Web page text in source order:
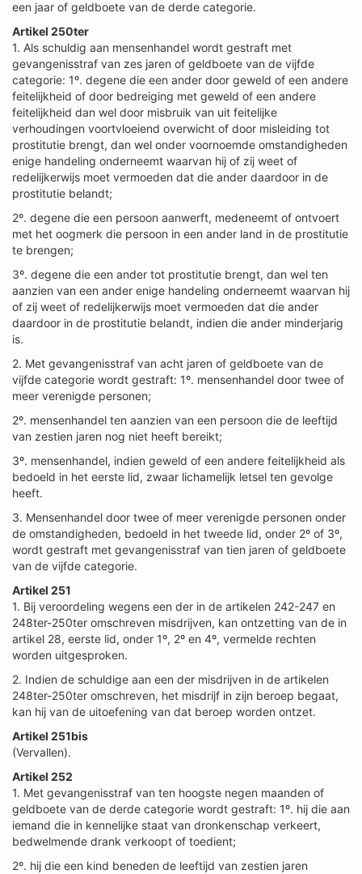
een jaar of geldboete van de derde categorie.
Artikel 250ter
1. Als schuldig aan mensenhandel wordt gestraft met
gevangenisstraf van zes jaren of geldboete van de vijfde
categorie: 1º. degene die een ander door geweld of een andere
feitelijkheid of door bedreiging met geweld of een andere
feitelijkheid dan wel door misbruik van uit feitelijke
verhoudingen voortvloeiend overwicht of door misleiding tot
prostitutie brengt, dan wel onder voornoemde omstandigheden
enige handeling onderneemt waarvan hij of zij weet of
redelijkerwijs moet vermoeden dat die ander daardoor in de
prostitutie belandt;
2º. degene die een persoon aanwerft, medeneemt of ontvoert
met het oogmerk die persoon in een ander land in de prostitutie
te brengen;
3º. degene die een ander tot prostitutie brengt, dan wel ten
aanzien van een ander enige handeling onderneemt waarvan hij
of zij weet of redelijkerwijs moet vermoeden dat die ander
daardoor in de prostitutie belandt, indien die ander minderjarig
is.
2. Met gevangenisstraf van acht jaren of geldboete van de
vijfde categorie wordt gestraft: 1º. mensenhandel door twee of
meer verenigde personen;
2º. mensenhandel ten aanzien van een persoon die de leeftijd
van zestien jaren nog niet heeft bereikt;
3º. mensenhandel, indien geweld of een andere feitelijkheid als
bedoeld in het eerste lid, zwaar lichamelijk letsel ten gevolge
heeft.
3. Mensenhandel door twee of meer verenigde personen onder
de omstandigheden, bedoeld in het tweede lid, onder 2º of 3º,
wordt gestraft met gevangenisstraf van tien jaren of geldboete
van de vijfde categorie.
Artikel 251
1. Bij veroordeling wegens een der in de artikelen 242-247 en
248ter-250ter omschreven misdrijven, kan ontzetting van de in
artikel 28, eerste lid, onder 1º, 2º en 4º, vermelde rechten
worden uitgesproken.
2. Indien de schuldige aan een der misdrijven in de artikelen
248ter-250ter omschreven, het misdrijf in zijn beroep begaat,
kan hij van de uitoefening van dat beroep worden ontzet.
Artikel 251bis
(Vervallen).
Artikel 252
1. Met gevangenisstraf van ten hoogste negen maanden of
geldboete van de derde categorie wordt gestraft: 1º. hij die aan
iemand die in kennelijke staat van dronkenschap verkeert,
bedwelmende drank verkoopt of toedient;
2º. hij die een kind beneden de leeftijd van zestien jaren